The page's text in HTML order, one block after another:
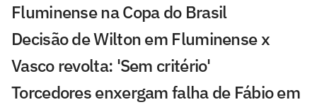
Fluminense na Copa do Brasil
Decisão de Wilton em Fluminense x
Vasco revolta: 'Sem critério'
Torcedores enxergam falha de Fábio em